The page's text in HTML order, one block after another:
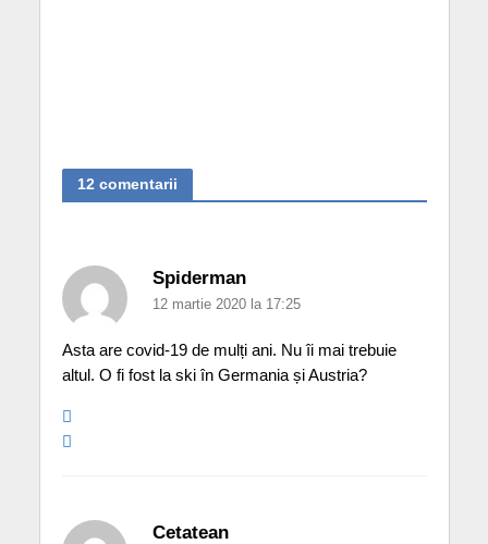
12 comentarii
Spiderman
12 martie 2020 la 17:25
Asta are covid-19 de mulți ani. Nu îi mai trebuie
altul. O fi fost la ski în Germania și Austria?
Cetatean